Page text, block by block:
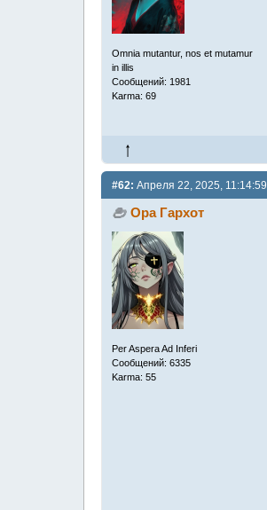
Omnia mutantur, nos et mutamur
in illis
Сообщений: 1981
Karma: 69
#62: Апреля 22, 2025, 11:14:59
Ора Гархот
Per Aspera Ad Inferi
Сообщений: 6335
Karma: 55